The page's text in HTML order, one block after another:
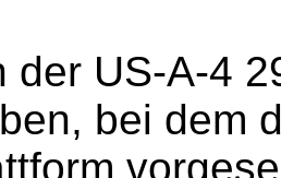
der US-A-4
bei dem